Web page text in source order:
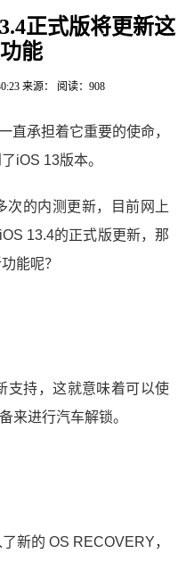
正式版将更新这
能
来源： 阅读：908
直承担着它重要的使命，
iOS 13版本。
次的内测更新，目前网上
13.4的正式版更新，那
能呢？
支持，这就意味着可以使
来进行汽车解锁。
新的 OS RECOVERY，